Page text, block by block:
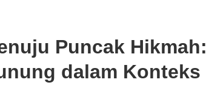
Puncak Hikmah:
dalam Konteks